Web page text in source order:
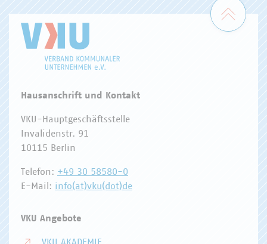
Zum
Hausanschrift und Kontakt
VKU-Hauptgeschäftsstelle
Invalidenstr. 91
10115 Berlin
Telefon: +49 30 58580-0
E-Mail: info(at)vku(dot)de
VKU Angebote